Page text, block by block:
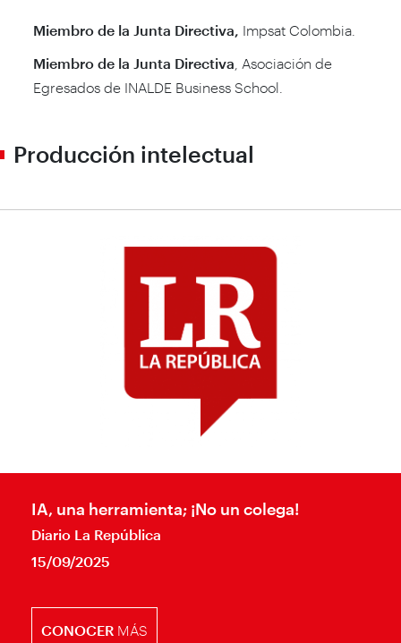
Miembro de la Junta Directiva, Impsat Colombia.
Miembro de la Junta Directiva , Asociación de
Egresados de INALDE Business School.
Producción intelectual
IA, una herramienta; ¡No un colega!
Diario La República
15/09/2025
CONOCER MÁS